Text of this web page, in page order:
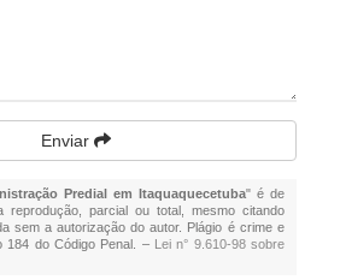
Enviar
Predial em Itaquaquecetuba" é de
reprodução, parcial ou total, mesmo citando
sem a autorização do autor. Plágio é crime e
184 do Código Penal. – Lei n° 9.610-98 sobre